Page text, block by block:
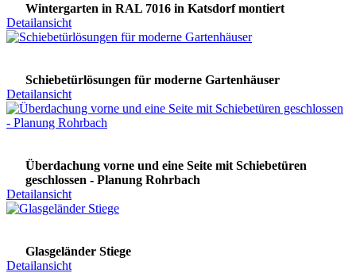
Wintergarten in RAL 7016 in Katsdorf montiert
Detailansicht
Schiebetürlösungen für moderne Gartenhäuser
Detailansicht
Überdachung vorne und eine Seite mit Schiebetüren
geschlossen - Planung Rohrbach
Detailansicht
Glasgeländer Stiege
Detailansicht